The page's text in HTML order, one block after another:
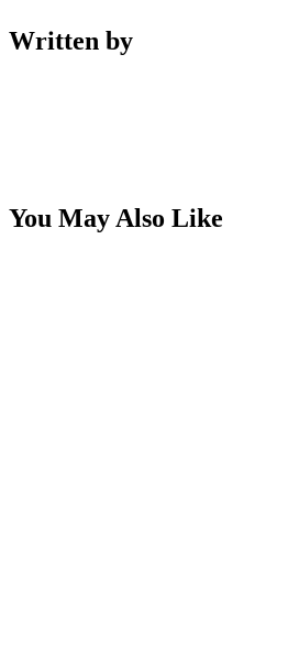
Written by
You May Also Like